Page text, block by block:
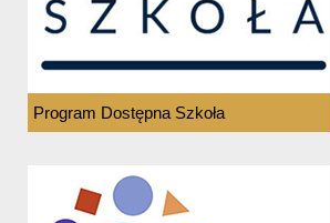
Program Dostępna Szkoła